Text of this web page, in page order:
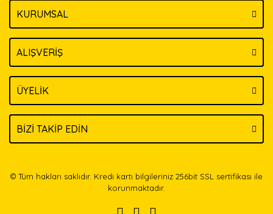
KURUMSAL
ALIŞVERİŞ
ÜYELİK
BİZİ TAKİP EDİN
© Tüm hakları saklıdır. Kredi kartı bilgileriniz 256bit SSL sertifikası ile
korunmaktadır.